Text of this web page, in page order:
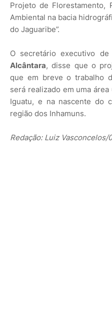
Projeto de Florestamento,
Ambiental na bacia
do Jaguaribe”.
O secretário executivo de
Alcântara, disse que o
que em breve o trabalho
será realizado em uma
Iguatu, e na nascente do
região dos Inhamuns.
Redação: Luiz Vasconcelos/